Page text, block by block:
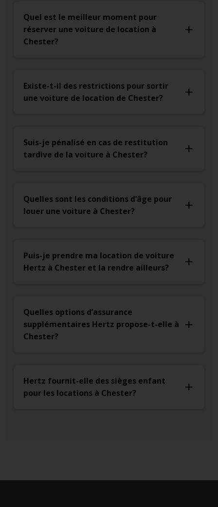
Quel est le meilleur moment pour
réserver une voiture de location à
Chester?
Existe-t-il des restrictions pour sortir
une voiture de location de Chester?
Suis-je pénalisé en cas de restitution
tardive de la voiture à Chester?
Quelles sont les conditions d’âge pour
louer une voiture à Chester?
Puis-je prendre ma location de voiture
Hertz à Chester et la rendre ailleurs?
Quelles options d’assurance
supplémentaires Hertz propose-t-elle à
Chester?
Hertz fournit-elle des sièges enfant
pour les locations à Chester?